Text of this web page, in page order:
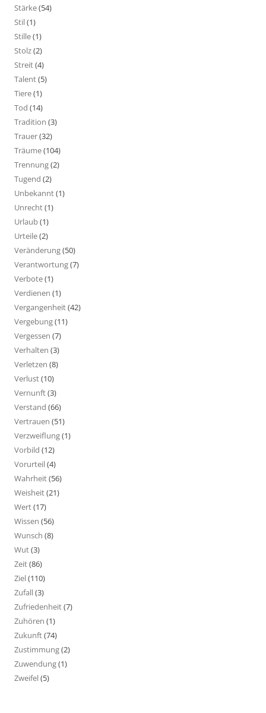
Stärke(54)
Stil(1)
Stille(1)
Stolz(2)
Streit(4)
Talent(5)
Tiere(1)
Tod (14)
Tradition (3)
Trauer(32)
Träume(104)
Trennung(2)
Tugend (2)
Unbekannt(1)
Unrecht(1)
Urlaub(1)
Urteile(2)
Veränderung(50)
Verantwortung(7)
Verbote(1)
Verdienen (1)
Vergangenheit(42)
Vergebung(11)
Vergessen (7)
Verhalten (3)
Verletzen (8)
Verlust(10)
Vernunft(3)
Verstand (66)
Vertrauen (51)
Verzweiflung(1)
Vorbild (12)
Vorurteil(4)
Wahrheit(56)
Weisheit(21)
Wert(17)
Wissen (56)
Wunsch (8)
Wut(3)
Zeit(86)
Ziel(110)
Zufall(3)
Zufriedenheit(7)
Zuhören (1)
Zukunft(74)
Zustimmung(2)
Zuwendung(1)
Zweifel(5)